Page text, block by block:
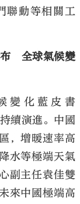
聯動等相關工
布 全球氣候變
變化藍皮書
續演進。中國
，增暖速率高
水等極端天氣
副主任袁佳雙
來中國極端高